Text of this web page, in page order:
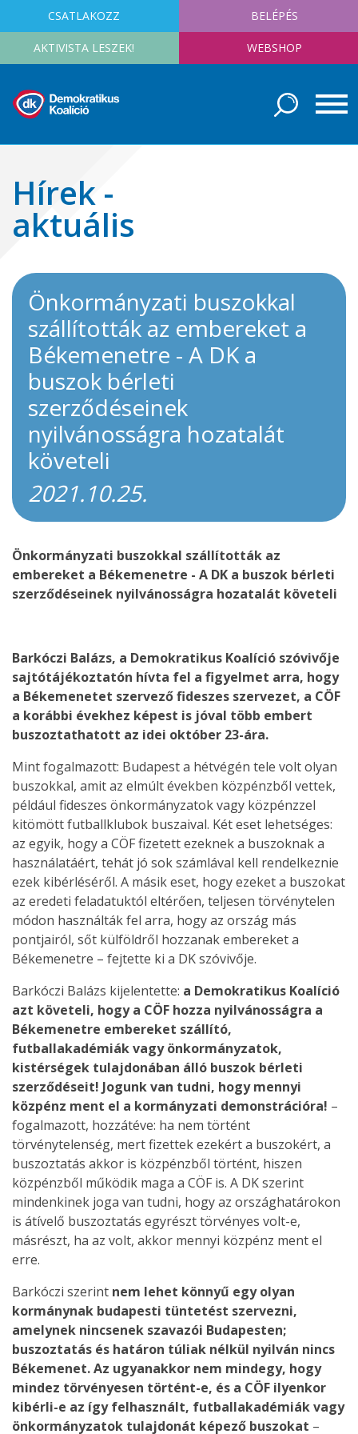
CSATLAKOZZ BELÉPÉS
AKTIVISTA LESZEK! WEBSHOP
Hírek -
aktuális
Önkormányzati buszokkal
szállították az embereket a
Békemenetre - A DK a
buszok bérleti
szerződéseinek
nyilvánosságra hozatalát
követeli
2021.10.25.
Önkormányzati buszokkal szállították az
embereket a Békemenetre - A DK a buszok bérleti
szerződéseinek nyilvánosságra hozatalát követeli
Barkóczi Balázs, a Demokratikus Koalíció szóvivője
sajtótájékoztatón hívta fel a figyelmet arra, hogy
a Békemenetet szervező fideszes szervezet, a CÖF
a korábbi évekhez képest is jóval több embert
buszoztathatott az idei október 23-ára.
Mint fogalmazott: Budapest a hétvégén tele volt olyan
buszokkal, amit az elmúlt években közpénzből vettek,
például fideszes önkormányzatok vagy közpénzzel
kitömött futballklubok buszaival. Két eset lehetséges:
az egyik, hogy a CÖF fizetett ezeknek a buszoknak a
használatáért, tehát jó sok számlával kell rendelkeznie
ezek kibérléséről. A másik eset, hogy ezeket a buszokat
az eredeti feladatuktól eltérően, teljesen törvénytelen
módon használták fel arra, hogy az ország más
pontjairól, sőt külföldről hozzanak embereket a
Békemenetre – fejtette ki a DK szóvivője.
Barkóczi Balázs kijelentette: a Demokratikus Koalíció
azt követeli, hogy a CÖF hozza nyilvánosságra a
Békemenetre embereket szállító,
futballakadémiák vagy önkormányzatok,
kistérségek tulajdonában álló buszok bérleti
szerződéseit! Jogunk van tudni, hogy mennyi
közpénz ment el a kormányzati demonstrációra! –
fogalmazott, hozzátéve: ha nem történt
törvénytelenség, mert fizettek ezekért a buszokért, a
buszoztatás akkor is közpénzből történt, hiszen
közpénzből működik maga a CÖF is. A DK szerint
mindenkinek joga van tudni, hogy az országhatárokon
is átívelő buszoztatás egyrészt törvényes volt-e,
másrészt, ha az volt, akkor mennyi közpénz ment el
erre.
Barkóczi szerint nem lehet könnyű egy olyan
kormánynak budapesti tüntetést szervezni,
amelynek nincsenek szavazói Budapesten;
buszoztatás és határon túliak nélkül nyilván nincs
Békemenet. Az ugyanakkor nem mindegy, hogy
mindez törvényesen történt-e, és a CÖF ilyenkor
kibérli-e az így felhasznált, futballakadémiák vagy
önkormányzatok tulajdonát képező buszokat –